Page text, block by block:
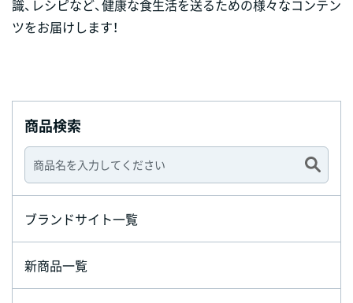
識、レシピなど、健康な食生活を送るための様々なコンテン
ツをお届けします！
商品検索
ブランドサイト一覧
新商品一覧